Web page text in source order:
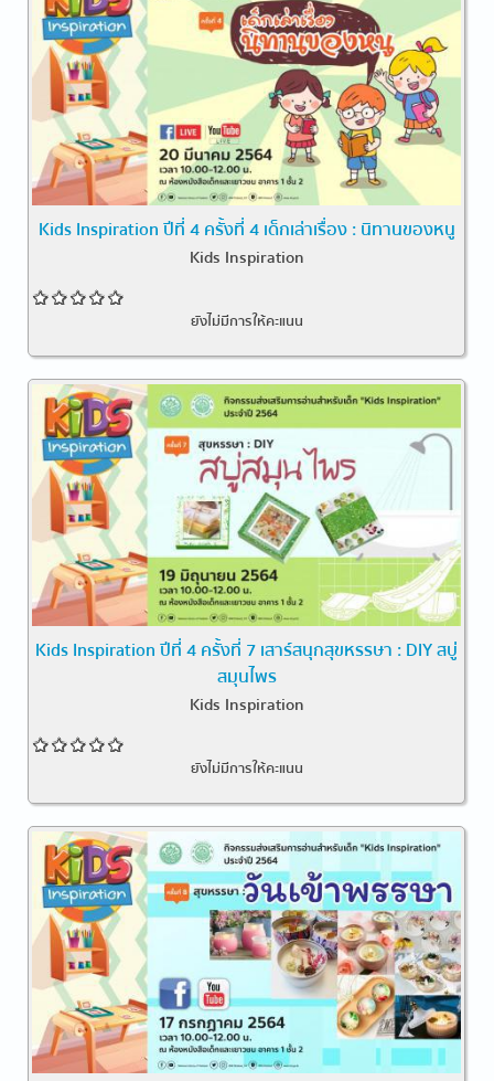
Kids Inspiration ปีที่ 4 ครั้งที่ 4 เด็กเล่าเรื่อง : นิทานของหนู
Kids Inspiration
ยังไม่มีการให้คะแนน
Kids Inspiration ปีที่ 4 ครั้งที่ 7 เสาร์สนุกสุขหรรษา : DIY สบู่
สมุนไพร
Kids Inspiration
ยังไม่มีการให้คะแนน